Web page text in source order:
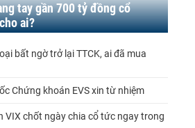
tay gần 700 tỷ đồng cổ
ai?
bất ngờ trở lại TTCK, ai đã mua
Chứng khoán EVS xin từ nhiệm
VIX chốt ngày chia cổ tức ngay trong